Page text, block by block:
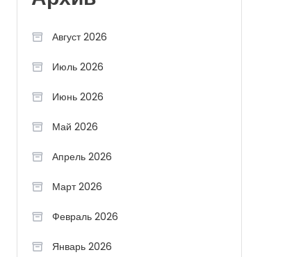
Август 2026
Июль 2026
Июнь 2026
Май 2026
Апрель 2026
Март 2026
Февраль 2026
Январь 2026